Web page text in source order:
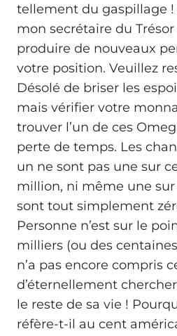
tellement du gaspillage !
mon secrétaire du
produire de nouveaux
votre position. Veuillez
Désolé de briser les
mais vérifier votre
trouver l’un de ces
perte de temps. Les
un ne sont pas une sur
million, ni même une
sont tout simplement
Personne n’est sur le
milliers (ou des
n’a pas encore compris
d’éternellement
le reste de sa vie !
réfère-t-il au cent